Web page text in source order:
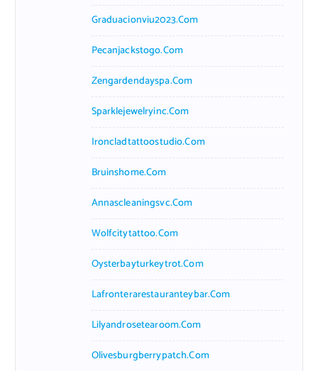
Graduacionviu2023.com
Pecanjackstogo.com
Zengardendayspa.com
Sparklejewelryinc.com
Ironcladtattoostudio.com
Bruinshome.com
Annascleaningsvc.com
Wolfcitytattoo.com
Oysterbayturkeytrot.com
Lafronterarestauranteybar.com
Lilyandrosetearoom.com
Olivesburgberrypatch.com